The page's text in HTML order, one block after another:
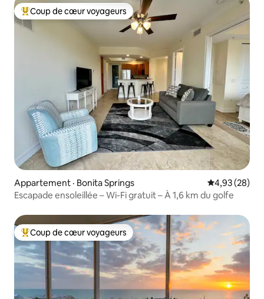
Coup de cœur voyageurs parmi les plus aimés
Coup de cœur voyageurs
Appartement · Bonita Springs Note
4,93 (28)
Escapade ensoleillée – Wi-Fi gratuit – À 1,6 km du golfe
Coup de cœur voyageurs parmi les plus aimés
Coup de cœur voyageurs